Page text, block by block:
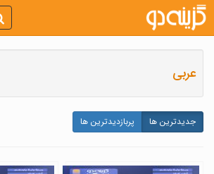
عربی
جدیدترین ها پربازدیدترین ها